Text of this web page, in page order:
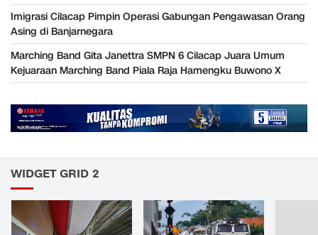
Imigrasi Cilacap Pimpin Operasi Gabungan Pengawasan Orang
Asing di Banjarnegara
Marching Band Gita Janettra SMPN 6 Cilacap Juara Umum
Kejuaraan Marching Band Piala Raja Hamengku Buwono X
WIDGET GRID 2